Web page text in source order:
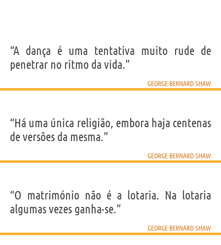
“A dança é uma tentativa muito rude de
penetrar no ritmo da vida.”
GEORGE BERNARD SHAW
“Há uma única religião, embora haja centenas
de versões da mesma.”
GEORGE BERNARD SHAW
“O matrimónio não é a lotaria. Na lotaria
algumas vezes ganha-se.”
GEORGE BERNARD SHAW